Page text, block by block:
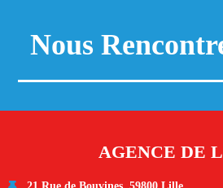
Nous
AGENCE DE